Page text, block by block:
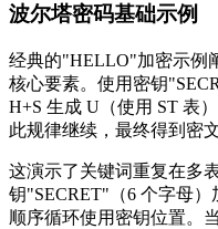
波尔塔密码基础示例
经典的"HELLO"加密示例
核心要素。使用密钥
H+S 生成 U（使用 ST 表
此规律继续，最终得到密
这演示了关键词重复在多
钥"SECRET"（6 个字母
顺序循环使用密钥位置。